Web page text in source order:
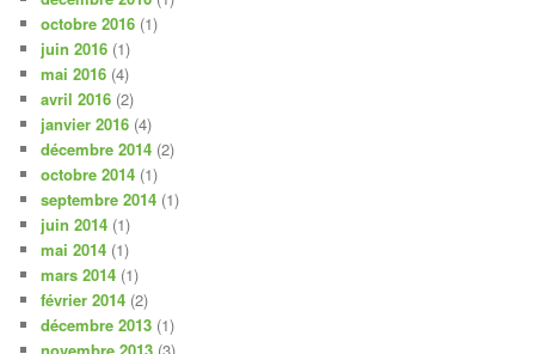
octobre 2016 (1)
juin 2016 (1)
mai 2016 (4)
avril 2016 (2)
janvier 2016 (4)
décembre 2014 (2)
octobre 2014 (1)
septembre 2014 (1)
juin 2014 (1)
mai 2014 (1)
mars 2014 (1)
février 2014 (2)
décembre 2013 (1)